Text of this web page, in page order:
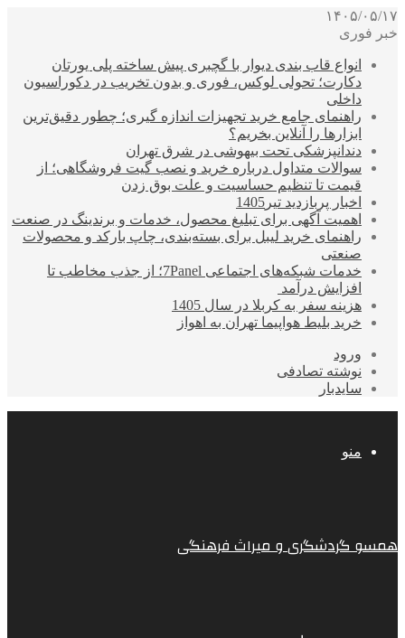
۱۴۰۵/۰۵/۱۷
خبر فوری
انواع قاب بندی دیوار با گچبری پیش ساخته پلی یورتان
دکارت؛ تحولی لوکس، فوری و بدون تخریب در دکوراسیون
داخلی
راهنمای جامع خرید تجهیزات اندازه گیری؛ چطور دقیق‌ترین
ابزارها را آنلاین بخریم؟
دندانپزشکی تحت بیهوشی در شرق تهران
سوالات متداول درباره خرید و نصب گیت فروشگاهی؛ از
قیمت تا تنظیم حساسیت و علت بوق زدن
اخبار پربازدید تیر1405
اهمیت آگهی برای تبلیغ محصول، خدمات و برندینگ در صنعت
راهنمای خرید لیبل برای بسته‌بندی، چاپ بارکد و محصولات
صنعتی
خدمات شبکه‌های اجتماعی 7Panel؛ از جذب مخاطب تا
افزایش درآمد
هزینه سفر به کربلا در سال 1405
خرید بلیط هواپیما تهران به اهواز
ورود
نوشته تصادفی
سایدبار
منو
همسو گردشگری و میراث فرهنگی